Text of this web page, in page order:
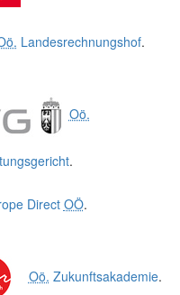
Landesrechnungshof.
Oö.
.
Direct OÖ.
Oö. Zukunftsakademie.